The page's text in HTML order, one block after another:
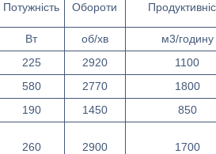
Потужність Обороти
Вт об/хв м3/годину
225 2920 1100
580 2770 1800
190 1450 850
260 2900 1700